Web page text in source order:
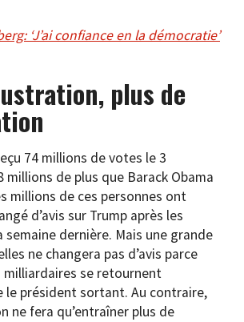
‘J’ai confiance en la démocratie’
plus de
74 millions de votes le 3
millions de plus que Barack Obama
millions de ces personnes ont
d’avis sur Trump après les
semaine dernière. Mais une grande
ne changera pas d’avis parce
milliardaires se retournent
le président sortant. Au contraire,
ne fera qu’entraîner plus de